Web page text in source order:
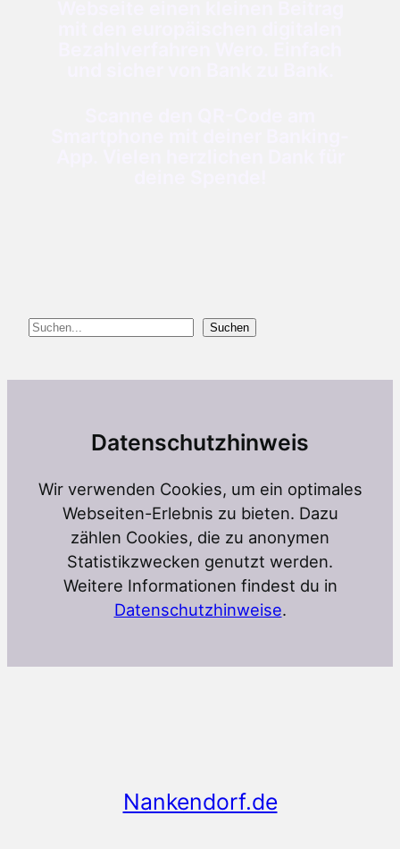
Suchen Suchen
Datenschutzhinweis
Wir verwenden Cookies, um ein optimales
Webseiten-Erlebnis zu bieten. Dazu
zählen Cookies, die zu anonymen
Statistikzwecken genutzt werden.
Weitere Informationen findest du in
Datenschutzhinweise.
Nankendorf.de